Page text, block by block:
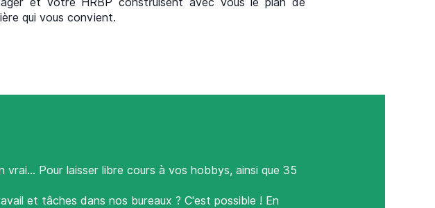
qui vous convient.
Pour laisser libre cours à vos hobbys, ainsi que 35
et tâches dans nos bureaux ? C'est possible ! En